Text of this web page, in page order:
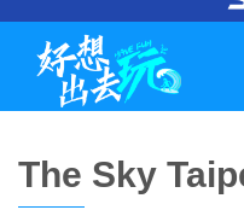
The Sky